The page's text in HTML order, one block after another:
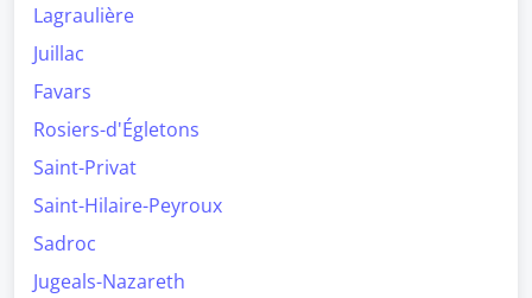
Lagraulière
Juillac
Favars
Rosiers-d'Égletons
Saint-Privat
Saint-Hilaire-Peyroux
Sadroc
Jugeals-Nazareth